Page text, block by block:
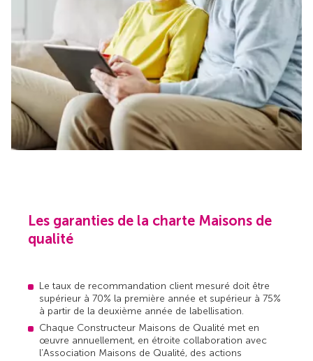
Les garanties de la charte Maisons de
qualité
Le taux de recommandation client mesuré doit être
supérieur à 70% la première année et supérieur à 75%
à partir de la deuxième année de labellisation.
Chaque Constructeur Maisons de Qualité met en
œuvre annuellement, en étroite collaboration avec
l’Association Maisons de Qualité, des actions